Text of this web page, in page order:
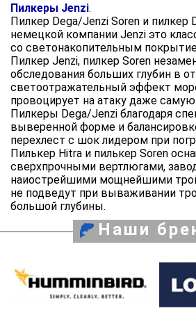
Пилкеры Jenzi.
Пилкер Dega/Jenzi Soren и пилкер
немецкой компании Jenzi это
со светонакопительным
Пилкер Jenzi, пилкер Soren
обследования больших глубин в
светоотражательный эффект
провоцирует на атаку даже
Пилкеры Dega/Jenzi благодаря
выверенной форме и
перехлест с шок лидером при
Пилькер Hitra и пилькер Soren
сверхпрочными вертлюгами,
наиострейшими мощнейшими
не подведут при вываживании
большой глубины.
Наши